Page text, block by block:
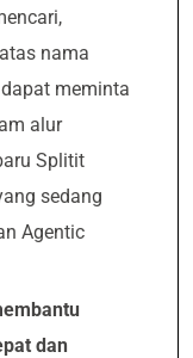
nama
meminta
alur
Splitit
sedang
Agentic
dan